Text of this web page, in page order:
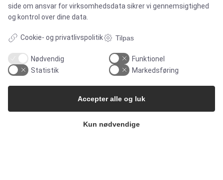
Produkter
Services
MARKEDER
Food & Beverage
side om ansvar for virksomhedsdatasikrer vi gennemsigtighed
og kontrol over dine data.
Cookie- og privatlivspolitik Tilpas
Nødvendig
Funktionel
Statistik
Markedsføring
Kun nødvendige
Accepter alle og luk